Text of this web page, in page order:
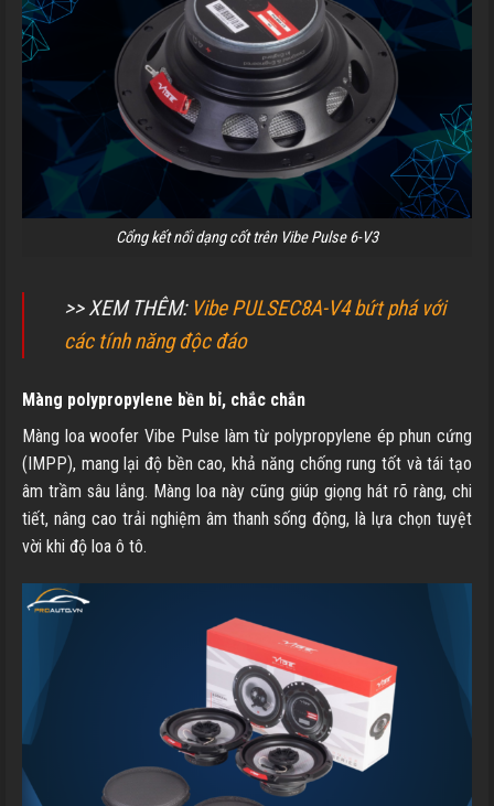
Cổng kết nối dạng cốt trên Vibe Pulse 6-V3
>> XEM THÊM: Vibe PULSEC8A-V4 bứt phá với
các tính năng độc đáo
Màng polypropylene bền bỉ, chắc chắn
Màng loa woofer Vibe Pulse làm từ polypropylene ép phun cứng
(IMPP), mang lại độ bền cao, khả năng chống rung tốt và tái tạo
âm trầm sâu lắng. Màng loa này cũng giúp giọng hát rõ ràng, chi
tiết, nâng cao trải nghiệm âm thanh sống động, là lựa chọn tuyệt
vời khi độ loa ô tô.